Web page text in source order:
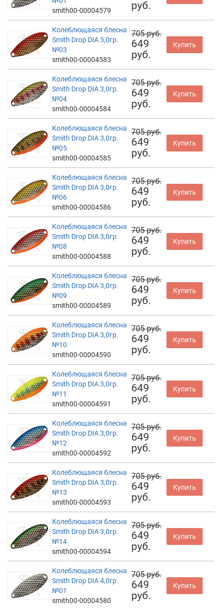
smith00-00004579
руб.
Колеблющаяся блесна
Smith Drop DIA 3,0гр.
№03
smith00-00004583
705 руб.
649
руб.
Купить
Колеблющаяся блесна
Smith Drop DIA 3,0гр.
№04
smith00-00004584
705 руб.
649
руб.
Купить
Колеблющаяся блесна
Smith Drop DIA 3,0гр.
№05
smith00-00004585
705 руб.
649
руб.
Купить
Колеблющаяся блесна
Smith Drop DIA 3,0гр.
№06
smith00-00004586
705 руб.
649
руб.
Купить
Колеблющаяся блесна
Smith Drop DIA 3,0гр.
№08
smith00-00004588
705 руб.
649
руб.
Купить
Колеблющаяся блесна
Smith Drop DIA 3,0гр.
№09
smith00-00004589
705 руб.
649
руб.
Купить
Колеблющаяся блесна
Smith Drop DIA 3,0гр.
№10
smith00-00004590
705 руб.
649
руб.
Купить
Колеблющаяся блесна
Smith Drop DIA 3,0гр.
№11
smith00-00004591
705 руб.
649
руб.
Купить
Колеблющаяся блесна
Smith Drop DIA 3,0гр.
№12
smith00-00004592
705 руб.
649
руб.
Купить
Колеблющаяся блесна
Smith Drop DIA 3,0гр.
№13
smith00-00004593
705 руб.
649
руб.
Купить
Колеблющаяся блесна
Smith Drop DIA 3,0гр.
№14
smith00-00004594
705 руб.
649
руб.
Купить
Колеблющаяся блесна
Smith Drop DIA 4,0гр.
№01
smith00-00004580
705 руб.
649
руб.
Купить